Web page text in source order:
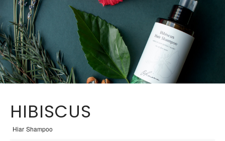
HIBISCUS
Hiar Shampoo